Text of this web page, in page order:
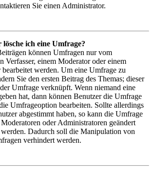
Sie einen Administrator.
ich eine Umfrage?
können Umfragen nur vom
Verfasser, einem Moderator oder einem
werden. Um eine Umfrage zu
Sie den ersten Beitrag des Themas; dieser
Umfrage verknüpft. Wenn niemand eine
hat, dann können Benutzer die Umfrage
Umfrageoption bearbeiten. Sollte allerdings
abgestimmt haben, so kann die Umfrage
oder Administratoren geändert
Dadurch soll die Manipulation von
verhindert werden.